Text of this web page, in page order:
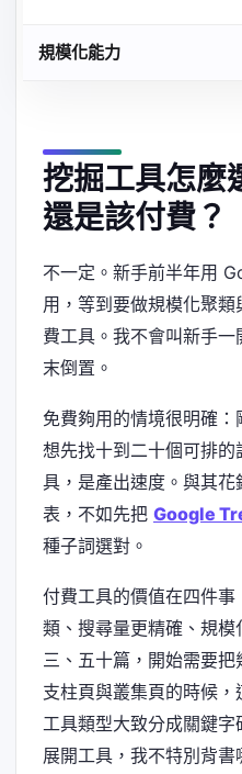
規模化能力
挖掘工具怎麼
還是該付費？
不一定。新手前半年用
用，等到要做規模化聚
費工具。我不會叫新手
末倒置。
免費夠用的情境很明確
想先找十到二十個可排
具，是產出速度。與其
表，不如先把 Google
種子詞選對。
付費工具的價值在四件
類、搜尋量更精確、規
三、五十篇，開始需要
支柱頁與叢集頁的時候，
工具類型大致分成關鍵
展開工具，我不特別背